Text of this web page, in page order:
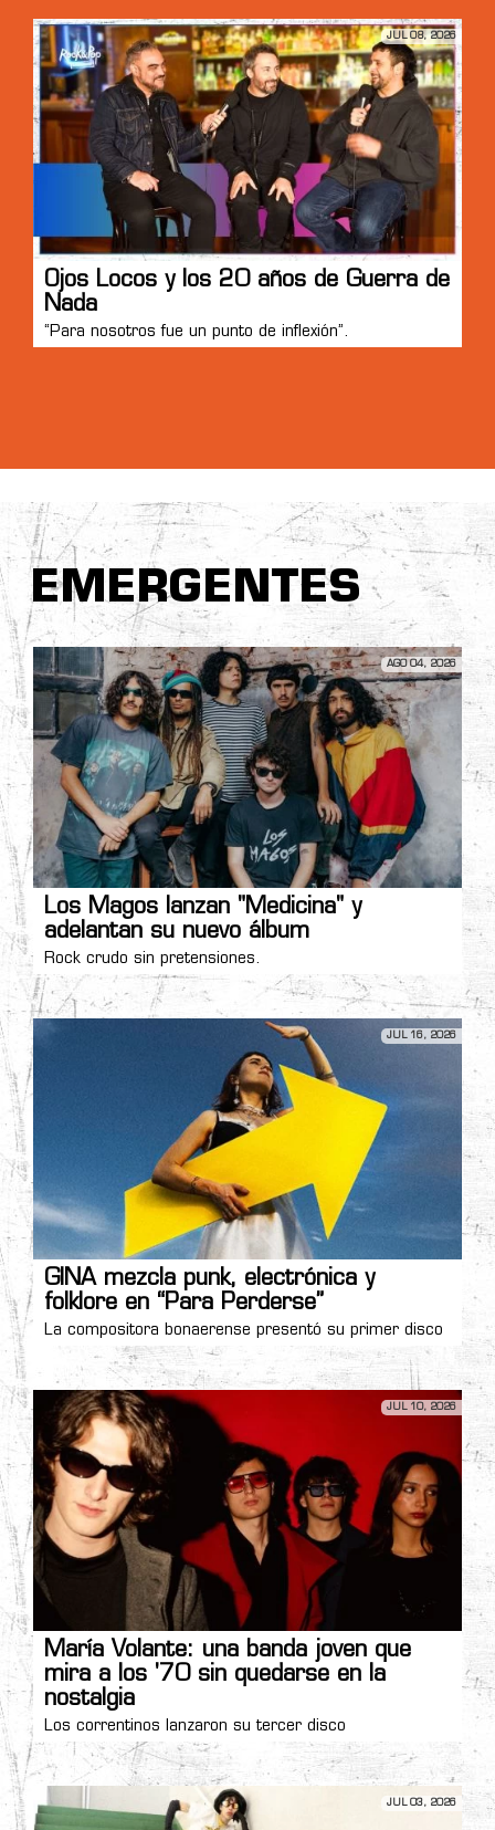
JUL 08, 2026
Ojos Locos y los 20 años de Guerra de
Nada
“Para nosotros fue un punto de inflexión”.
EMERGENTES
AGO 04, 2026
Los Magos lanzan "Medicina" y
adelantan su nuevo álbum
Rock crudo sin pretensiones.
JUL 16, 2026
GINA mezcla punk, electrónica y
folklore en “Para Perderse”
La compositora bonaerense presentó su primer disco
JUL 10, 2026
María Volante: una banda joven que
mira a los '70 sin quedarse en la
nostalgia
Los correntinos lanzaron su tercer disco
JUL 03, 2026